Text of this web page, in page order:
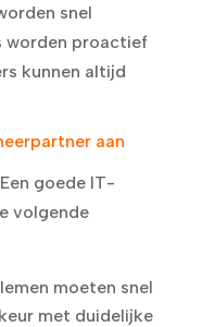
snel
worden proactief
kunnen altijd
aan
goede IT-
volgende
moeten snel
met duidelijke